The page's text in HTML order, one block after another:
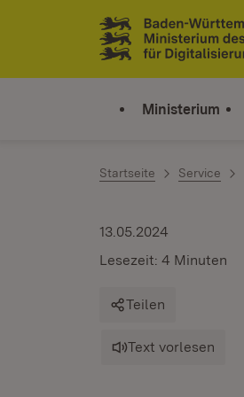
Zum Inhalt springen
Link zur Startseite
Ministerium
Startseite Service
13.05.2024
Lesezeit: 4 Minuten
Teilen
Text vorlesen